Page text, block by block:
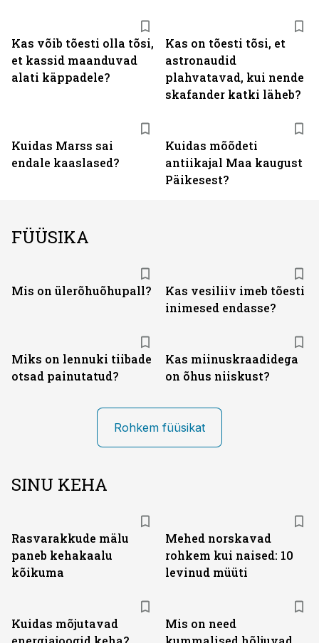
Kas võib tõesti olla tõsi,
et kassid maanduvad
alati käppadele?
Kas on tõesti tõsi, et
astronaudid
plahvatavad, kui nende
skafander katki läheb?
Kuidas Marss sai
endale kaaslased?
Kuidas mõõdeti
antiikajal Maa kaugust
Päikesest?
FÜÜSIKA
Mis on ülerõhuõhupall?
Kas vesiliiv imeb tõesti
inimesed endasse?
Miks on lennuki tiibade
otsad painutatud?
Kas miinuskraadidega
on õhus niiskust?
Rohkem füüsikat
SINU KEHA
Rasvarakkude mälu
paneb kehakaalu
kõikuma
Mehed norskavad
rohkem kui naised: 10
levinud müüti
Kuidas mõjutavad
Mis on need